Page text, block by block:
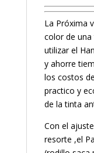
La Próxima
color de
utilizar el
y ahorre
los costos
practico y
de la tinta
Con el
resorte ,el